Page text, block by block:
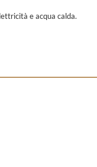
e acqua calda.